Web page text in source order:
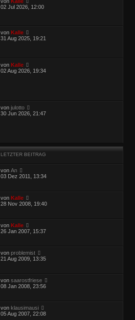
02 Jul 2026, 12:00
vonKalle
31 Aug 2025, 19:21
vonKalle
02 Aug 2026, 19:34
vonjulotto
30 Jun 2026, 21:47
LETZTER BEITRAG
vonAn
03 Dez 2011, 13:34
vonKalle
28 Nov 2008, 19:40
vonKalle
26 Jan 2007, 15:37
vonproblemist
21 Aug 2009, 13:35
vonsaarostfriese
08 Jan 2008, 23:56
vonklausimausi
05 Aug 2007, 22:08